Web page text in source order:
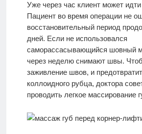
Уже через час клиент может
Пациент во время операции не
восстановительный период
дней. Если не использовался
саморассасывающийся шовный
через неделю снимают швы.
заживление швов, и
коллоидного рубца, доктора
проводить легкое массирование